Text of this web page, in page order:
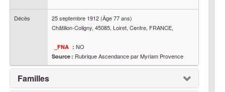
Décès 25 septembre 1912 (Âge 77 ans)
Châtillon-Coligny, 45085, Loiret, Centre, FRANCE,
_FNA : NO
Source : Rubrique Ascendance par Myriam Provence
Familles